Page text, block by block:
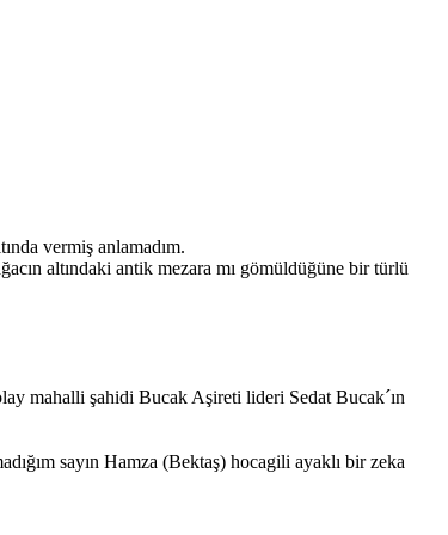
vermiş anlamadım.
altındaki antik mezara mı gömüldüğüne bir türlü
mahalli şahidi Bucak Aşireti lideri Sedat Bucak´ın
sayın Hamza (Bektaş) hocagili ayaklı bir zeka